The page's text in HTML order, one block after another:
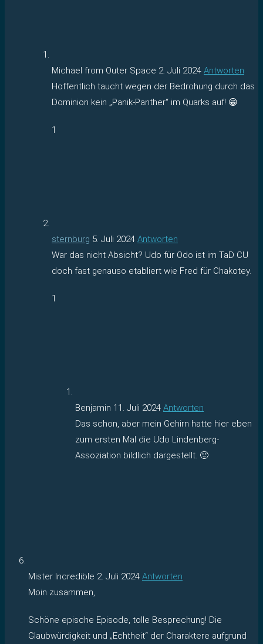
Michael from Outer Space 2. Juli 2024 Antworten
Hoffentlich taucht wegen der Bedrohung durch das
Dominion kein „Panik-Panther“ im Quarks auf! 😁
1
sternburg 5. Juli 2024 Antworten
War das nicht Absicht? Udo für Odo ist im TaD CU
doch fast genauso etabliert wie Fred für Chakotey.
1
Benjamin 11. Juli 2024 Antworten
Das schon, aber mein Gehirn hatte hier eben
zum ersten Mal die Udo Lindenberg-
Assoziation bildlich dargestellt. 🙂
Mister Incredible 2. Juli 2024 Antworten
Moin zusammen,
Schöne epische Episode, tolle Besprechung! Die
Glaubwürdigkeit und „Echtheit“ der Charaktere aufgrund